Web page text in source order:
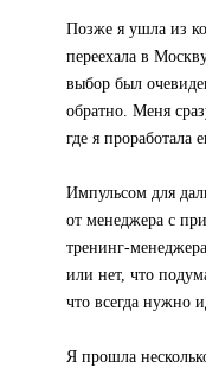
Позже я ушла из
переехала в
выбор был
обратно. Меня
где я проработала
Импульсом для
от менеджера с
тренинг-
или нет, что
что всегда нужно
Я прошла